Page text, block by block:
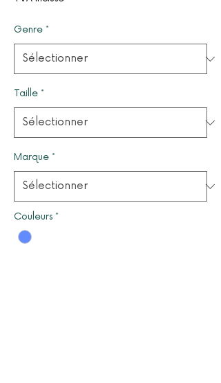
Genre *
Taille *
Marque *
Couleurs *